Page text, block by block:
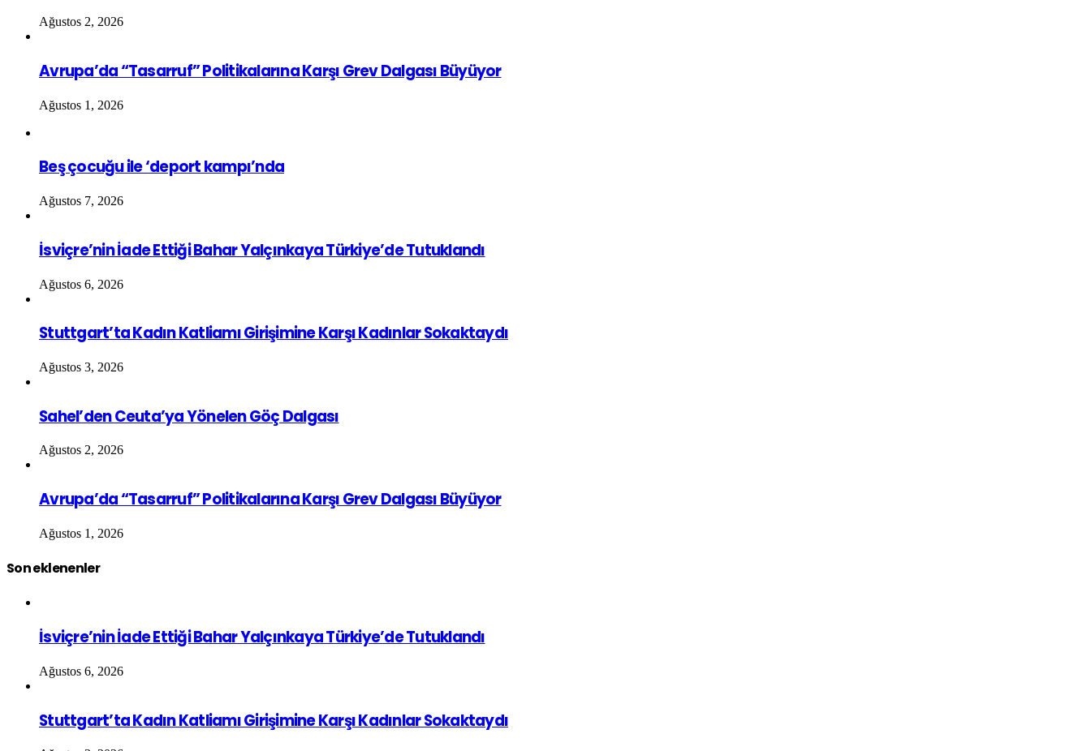
Ağustos 2, 2026
Avrupa’da “Tasarruf” Politikalarına Karşı Grev Dalgası Büyüyor
Ağustos 1, 2026
Beş çocuğu ile ‘deport kampı’nda
Ağustos 7, 2026
İsviçre’nin İade Ettiği Bahar Yalçınkaya Türkiye’de Tutuklandı
Ağustos 6, 2026
Stuttgart’ta Kadın Katliamı Girişimine Karşı Kadınlar Sokaktaydı
Ağustos 3, 2026
Sahel’den Ceuta’ya Yönelen Göç Dalgası
Ağustos 2, 2026
Avrupa’da “Tasarruf” Politikalarına Karşı Grev Dalgası Büyüyor
Ağustos 1, 2026
Son eklenenler
İsviçre’nin İade Ettiği Bahar Yalçınkaya Türkiye’de Tutuklandı
Ağustos 6, 2026
Stuttgart’ta Kadın Katliamı Girişimine Karşı Kadınlar Sokaktaydı